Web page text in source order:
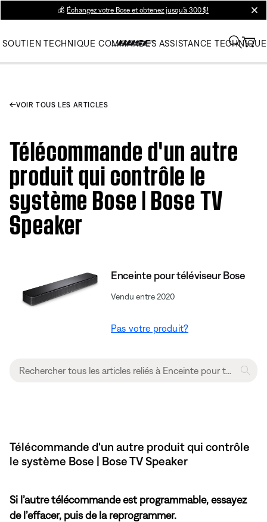
💰 Échangez votre Bose et obtenez jusqu’à 300 $!
SOUTIEN TECHNIQUE COMMANDES ASSISTANCE TECHNIQUE
VOIR TOUS LES ARTICLES
Télécommande d'un autre
produit qui contrôle le
système Bose | Bose TV
Speaker
Enceinte pour téléviseur Bose
Vendu entre 2020
Pas votre produit?
Télécommande d'un autre produit qui contrôle
le système Bose | Bose TV Speaker
Si l’autre télécommande est programmable, essayez
de l’effacer, puis de la reprogrammer.